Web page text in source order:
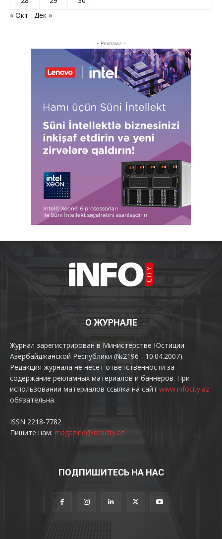
« Окт
Дек »
- Реклама -
О ЖУРНАЛЕ
Журнал зарегистрирован в Министерстве Юстиции
Азербайджанской Республики (№2196 - 10.04.2007).
Редакция журнала не несет ответственности за
содержание рекламных материалов и баннеров. При
использовании материалов ссылка на сайт www.infocity.az
обязательна.
ISSN 2218-7782
Пишите нам: magazine@infocity.az
ПОДПИШИТЕСЬ НА НАС